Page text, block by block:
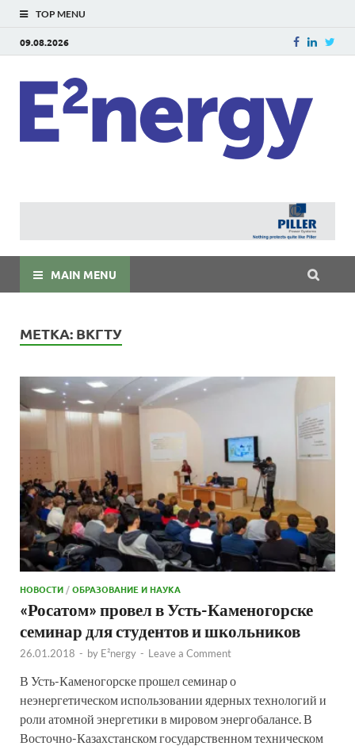
TOP MENU
09.08.2026
MAIN MENU
МЕТКА: ВКГТУ
НОВОСТИ /ОБРАЗОВАНИЕ И НАУКА
«Росатом» провел в Усть-Каменогорске
семинар для студентов и школьников
26.01.2018 - by E²nergy - Leave a Comment
В Усть-Каменогорске прошел семинар о
неэнергетическом использовании ядерных технологий и
роли атомной энергетики в мировом энергобалансе. В
Восточно-Казахстанском государственном техническом